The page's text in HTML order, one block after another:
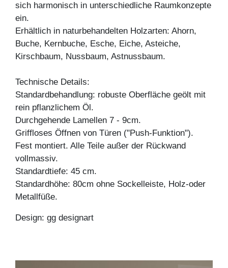
sich harmonisch in unterschiedliche Raumkonzepte
ein.
Erhältlich in naturbehandelten Holzarten: Ahorn,
Buche, Kernbuche, Esche, Eiche, Asteiche,
Kirschbaum, Nussbaum, Astnussbaum.
Technische Details:
Standardbehandlung: robuste Oberfläche geölt mit
rein pflanzlichem Öl.
Durchgehende Lamellen 7 - 9cm.
Griffloses Öffnen von Türen ("Push-Funktion").
Fest montiert. Alle Teile außer der Rückwand
vollmassiv.
Standardtiefe: 45 cm.
Standardhöhe: 80cm ohne Sockelleiste, Holz-oder
Metallfüße.
Design: gg designart